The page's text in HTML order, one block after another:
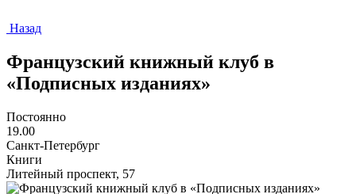
Назад
Французский книжный клуб в
«Подписных изданиях»
Постоянно
19.00
Санкт-Петербург
Книги
Литейный проспект, 57